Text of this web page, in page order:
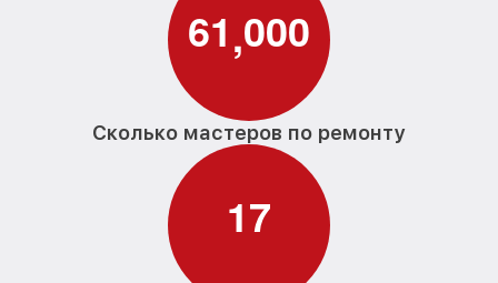
61,000
Сколько мастеров по ремонту
17